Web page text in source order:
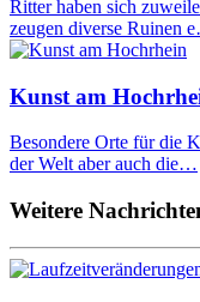
Ritter haben sich
zeugen diverse Ruinen
Kunst am
Besondere Orte für die
der Welt aber auch die…
Weitere